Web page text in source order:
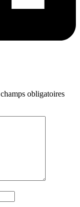
obligatoires